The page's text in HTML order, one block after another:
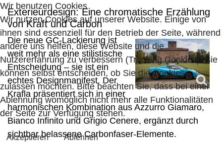
Exterieurdesign: Eine chromatische Erzählung
von Kraft und Carbon
Die neue GC-Lackierung ist
weit mehr als eine stilistische
Entscheidung – sie ist ein
echtes Designmanifest. Der
Krafla präsentiert sich in einer
harmonischen Kombination aus Azzurro Giamaro,
Bianco Infinito und Grigio Cenere, ergänzt durch
sichtbar belassene Carbonfaser-Elemente.
Wir benutzen Cookies
Wir nutzen Cookies auf unserer Website. Einige von
ihnen sind essenziell für den Betrieb der Seite, während
andere uns helfen, diese Website und die
Nutzererfahrung zu verbessern (Tracking Cookies). Sie
können selbst entscheiden, ob Sie die Cookies
zulassen möchten. Bitte beachten Sie, dass bei einer
Ablehnung womöglich nicht mehr alle Funktionalitäten
der Seite zur Verfügung stehen.
Akzeptieren Ablehnen